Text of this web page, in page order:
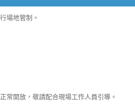
場地管制。
常開放，敬請配合現場工作人員引導。